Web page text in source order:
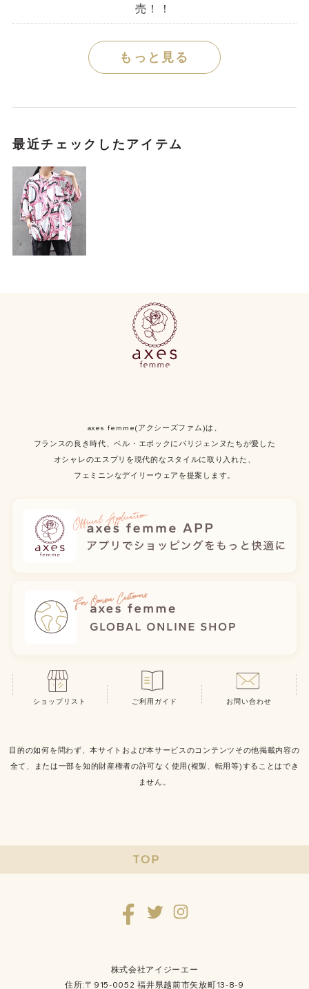
売！！
もっと見る
最近チェックしたアイテム
axes femme(アクシーズファム)は、
フランスの良き時代、ベル・エポックにパリジェンヌたちが愛した
オシャレのエスプリを現代的なスタイルに取り入れた、
フェミニンなデイリーウェアを提案します。
ショップリスト ご利用ガイド お問い合わせ
目的の如何を問わず、本サイトおよび本サービスのコンテンツその他掲載内容の
全て、または一部を知的財産権者の許可なく使用(複製、転用等)することはでき
ません。
TOP
株式会社アイジーエー
住所:〒915-0052 福井県越前市矢放町13-8-9